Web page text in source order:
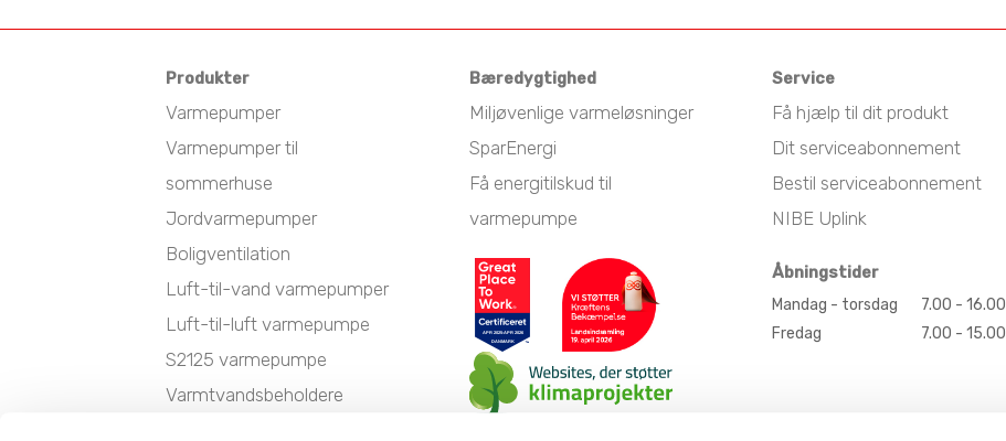
Produkter
Varmepumper
Varmepumper til
sommerhuse
Jordvarmepumper
Boligventilation
Luft-til-vand varmepumper
Luft-til-luft varmepumpe
S2125 varmepumpe
Varmtvandsbeholdere
Bæredygtighed
Miljøvenlige varmeløsninger
SparEnergi
Få energitilskud til
varmepumpe
Service
Få hjælp til dit produkt
Dit serviceabonnement
Bestil serviceabonnement
NIBE Uplink
Åbningstider
Mandag - torsdag
7.00 - 16.00
Fredag
7.00 - 15.00